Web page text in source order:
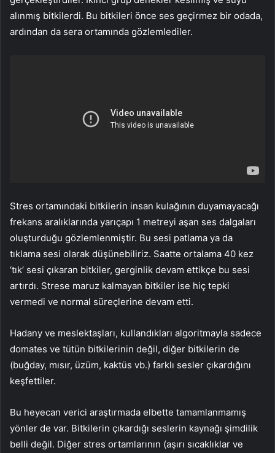
alınmış bitkilerdi. Bu bitkileri önce ses geçirmez bir odada,
ardından da sera ortamında gözlemlediler.
Stres ortamındaki bitkilerin insan kulağının duyamayacağı
frekans aralıklarında yarıçapı 1 metreyi aşan ses dalgaları
oluşturduğu gözlemlenmiştir. Bu sesi patlama ya da
tıklama sesi olarak düşünebiliriz. Saatte ortalama 40 kez
‘tık’ sesi çıkaran bitkiler, gerginlik devam ettikçe bu sesi
artırdı. Strese maruz kalmayan bitkiler ise hiç tepki
vermedi ve normal süreçlerine devam etti.
Hadany ve meslektaşları, kullandıkları algoritmayla sadece
domates ve tütün bitkilerinin değil, diğer bitkilerin de
(buğday, mısır, üzüm, kaktüs vb.) farklı sesler çıkardığını
keşfettiler.
Bu heyecan verici araştırmada elbette tamamlanmamış
yönler de var. Bitkilerin çıkardığı seslerin kaynağı şimdilik
belli değil. Diğer stres ortamlarının (aşırı sıcaklıklar ve